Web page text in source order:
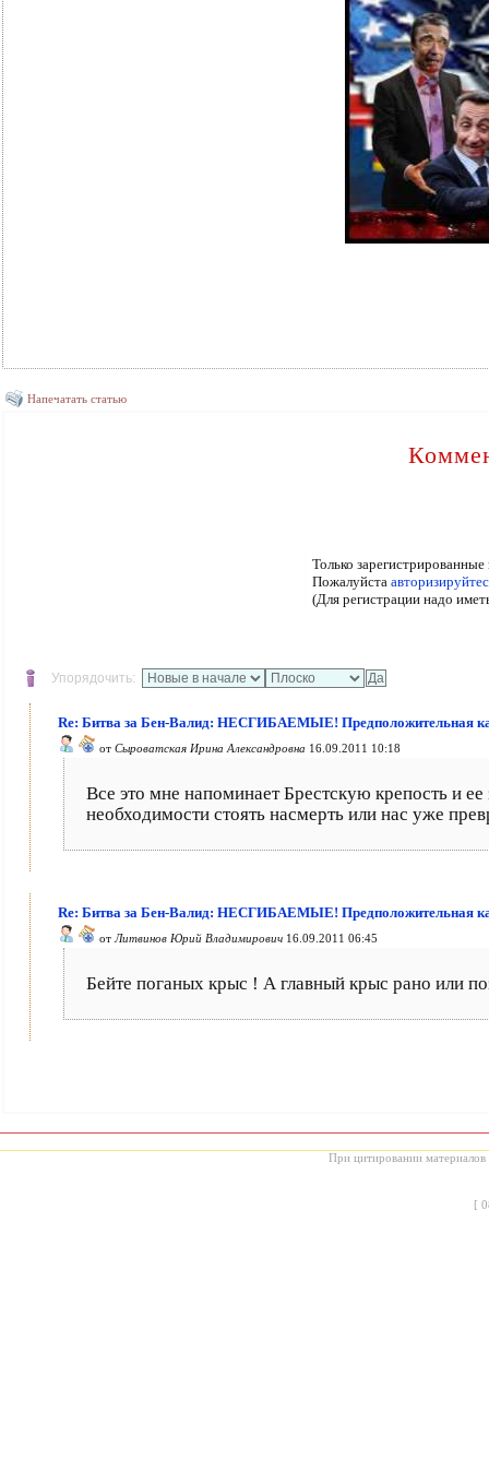
Напечатать статью
Только
Пожалуйста
(Для регистрации надо
Упорядочить:
Re: Битва за Бен-Валид: НЕСГИБАЕМЫЕ! Предположительная
от Сыроватская Ирина Александровна 16.09.2011 10:18
Все это мне напоминает Брестскую крепость и
необходимости стоять насмерть или нас уже
Re: Битва за Бен-Валид: НЕСГИБАЕМЫЕ! Предположительная
от Литвинов Юрий Владимирович 16.09.2011 06:45
Бейте поганых крыс ! А главный крыс рано или
При цитировании материалов
[